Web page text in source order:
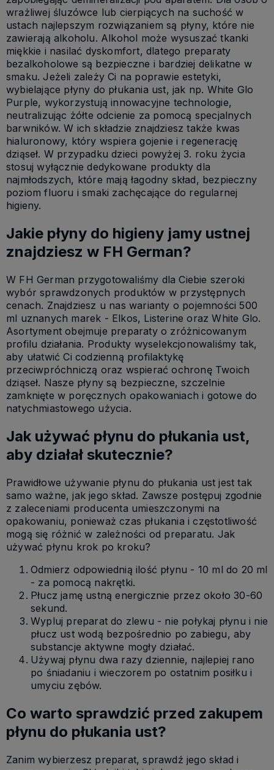
wrażliwej śluzówce lub cierpiących na suchość w
ustach najlepszym rozwiązaniem są płyny, które nie
zawierają alkoholu. Alkohol może wysuszać tkanki
miękkie i nasilać dyskomfort, dlatego preparaty
bezalkoholowe są bezpieczne i bardziej delikatne w
smaku. Jeżeli zależy Ci na poprawie estetyki,
wybielające płyny do płukania ust, jak np. White Glo
Purple, wykorzystują innowacyjne technologie,
neutralizując żółte odcienie za pomocą specjalnych
barwników. W ich składzie znajdziesz także kwas
hialuronowy, który wspiera gojenie i regenerację
dziąseł. W przypadku dzieci powyżej 3. roku życia
stosuj wyłącznie dedykowane produkty dla
najmłodszych, które mają łagodny skład, bezpieczny
poziom fluoru i smaki zachęcające do regularnej
higieny.
Jakie płyny do higieny jamy ustnej
znajdziesz w FH German?
W FH German przygotowaliśmy dla Ciebie szeroki
wybór sprawdzonych produktów w przystępnych
cenach. Znajdziesz u nas warianty o pojemności 500
ml uznanych marek - Elkos, Listerine oraz White Glo.
Asortyment obejmuje preparaty o zróżnicowanym
profilu działania. Produkty wyselekcjonowaliśmy tak,
aby ułatwić Ci codzienną profilaktykę
przeciwpróchniczą oraz wspierać ochronę Twoich
dziąseł. Nasze płyny są bezpieczne, szczelnie
zamknięte w poręcznych opakowaniach i gotowe do
natychmiastowego użycia.
Jak używać płynu do płukania ust,
aby działał skutecznie?
Prawidłowe używanie płynu do płukania ust jest tak
samo ważne, jak jego skład. Zawsze postępuj zgodnie
z zaleceniami producenta umieszczonymi na
opakowaniu, ponieważ czas płukania i częstotliwość
mogą się różnić w zależności od preparatu. Jak
używać płynu krok po kroku?
Odmierz odpowiednią ilość płynu - 10 ml do 20 ml
- za pomocą nakrętki.
Płucz jamę ustną energicznie przez około 30-60
sekund.
Wypluj preparat do zlewu - nie połykaj płynu i nie
płucz ust wodą bezpośrednio po zabiegu, aby
substancje aktywne mogły działać.
Używaj płynu dwa razy dziennie, najlepiej rano
po śniadaniu i wieczorem po ostatnim posiłku i
umyciu zębów.
Co warto sprawdzić przed zakupem
płynu do płukania ust?
Zanim wybierzesz preparat, sprawdź jego skład i